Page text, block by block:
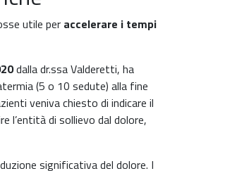
utile per accelerare i tempi
dalla dr.ssa Valderetti, ha
(5 o 10 sedute) alla fine
veniva chiesto di indicare il
l’entità di sollievo dal dolore,
significativa del dolore. I